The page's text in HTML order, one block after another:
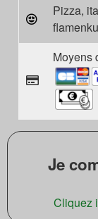
Pizza,
Moyens
Je
Cliquez